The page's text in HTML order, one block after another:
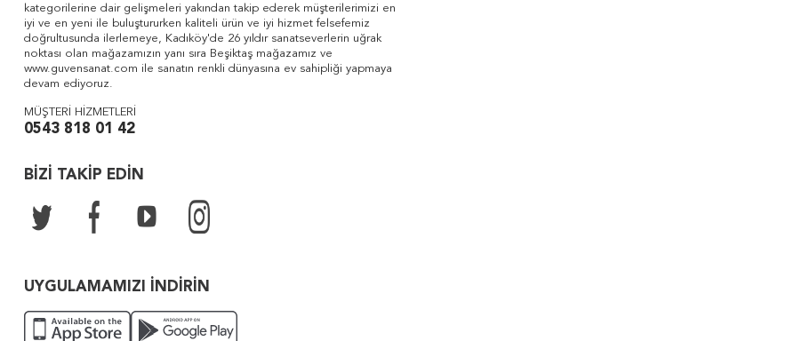
kategorilerine dair gelişmeleri yakından takip ederek müşterilerimizi en
iyi ve en yeni ile buluştururken kaliteli ürün ve iyi hizmet felsefemiz
doğrultusunda ilerlemeye, Kadıköy'de 26 yıldır sanatseverlerin uğrak
noktası olan mağazamızın yanı sıra Beşiktaş mağazamız ve
www.guvensanat.com ile sanatın renkli dünyasına ev sahipliği yapmaya
devam ediyoruz.
MÜŞTERİ HİZMETLERİ
0543 818 01 42
BİZİ TAKİP EDİN
UYGULAMAMIZI İNDİRİN